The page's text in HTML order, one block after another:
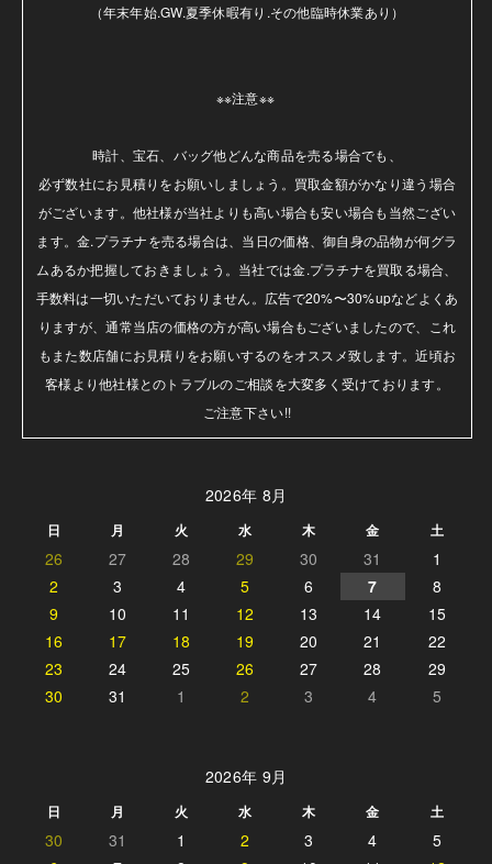
（年末年始.GW.夏季休暇有り.その他臨時休業あり）
※※注意※※
時計、宝石、バッグ他どんな商品を売る場合でも、
必ず数社にお見積りをお願いしましょう。買取金額がかなり違う場合
がございます。他社様が当社よりも高い場合も安い場合も当然ござい
ます。金.プラチナを売る場合は、当日の価格、御自身の品物が何グラ
ムあるか把握しておきましょう。当社では金.プラチナを買取る場合、
手数料は一切いただいておりません。広告で20%〜30%upなどよくあ
りますが、通常当店の価格の方が高い場合もございましたので、これ
もまた数店舗にお見積りをお願いするのをオススメ致します。近頃お
客様より他社様とのトラブルのご相談を大変多く受けております。
ご注意下さい!!
2026年 8月
日 月 火 水 木 金 土
26 27 28 29 30 31
1
2
3 4 5 6 7
8
9
10 11 12 13 14
15
16
17 18 19 20 21
22
23
24 25 26 27 28
29
30
31 1 2 3 4 5
2026年 9月
日 月 火 水 木 金 土
30 31 1 2 3 4
5